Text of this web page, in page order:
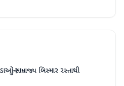
સામ્રાજ્ય બિસ્માર રસ્તાથી